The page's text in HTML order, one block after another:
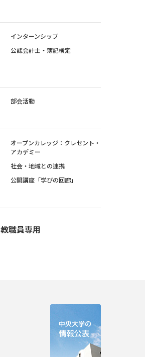
インターンシップ
公認会計士・簿記検定
部会活動
オープンカレッジ：クレセント・
アカデミー
社会・地域との連携
公開講座「学びの回廊」
教職員専用